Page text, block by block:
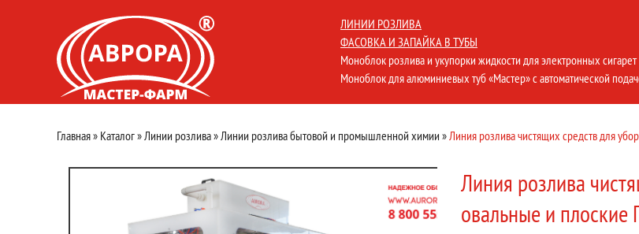
ЛИНИИ РОЗЛИВА
ФАСОВКА И ЗАПАЙКА В ТУБЫ
Моноблок розлива и укупорки жидкости для электронных сигарет
Моноблок для алюминиевых туб «Мастер» с автоматической
Главная» Каталог» Линии розлива» Линии розлива бытовой и промышленной химии » Линия розлива чистящих средств для
Линия розлива
овальные и